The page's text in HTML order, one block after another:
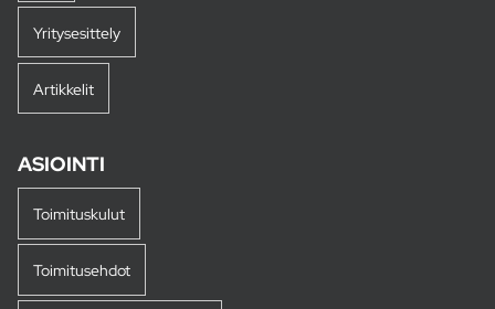
Yritysesittely
Artikkelit
ASIOINTI
Toimituskulut
Toimitusehdot